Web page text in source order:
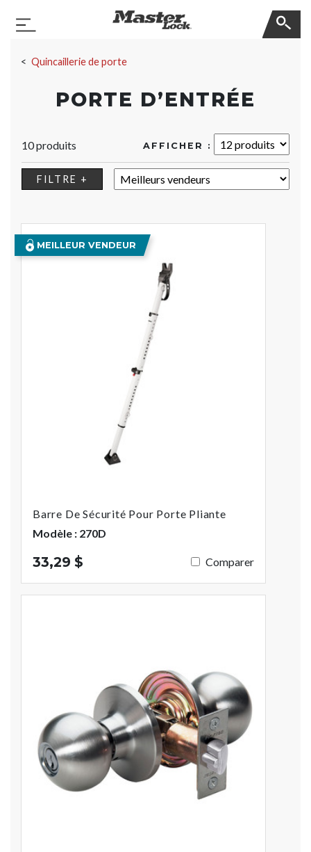
Basculer la navigation
Quincaillerie de porte
PORTE D’ENTRÉE
10 produits AFFICHER :
FILTRE + TRIER :
MEILLEUR VENDEUR
Barre De Sécurité Pour Porte Pliante
Modèle : 270D
33,29 $ Comparer